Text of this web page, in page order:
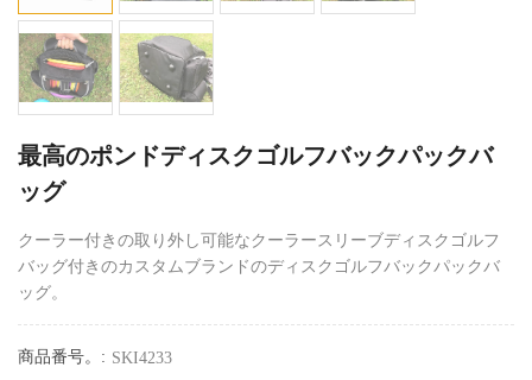
最高のポンドディスクゴルフバックパックバ
ッグ
クーラー付きの取り外し可能なクーラースリーブディスクゴルフ
バッグ付きのカスタムブランドのディスクゴルフバックパックバ
ッグ。
商品番号。: SKI4233